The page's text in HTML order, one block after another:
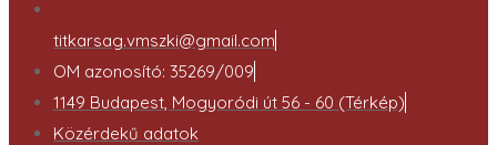
titkarsag.vmszki@gmail.com
OM azonosító: 35269/009
1149 Budapest, Mogyoródi út 56 - 60 (Térkép)
Közérdekű adatok